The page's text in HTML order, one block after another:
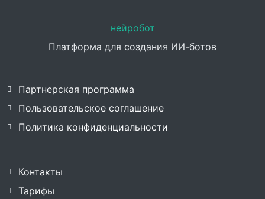
нейробот
Платформа для создания ИИ-ботов
Партнерская программа
Пользовательское соглашение
Политика конфиденциальности
Контакты
Тарифы